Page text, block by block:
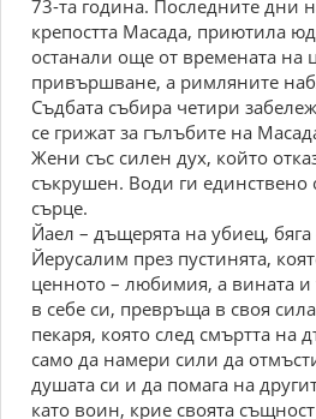
73-та година. Последните дни
крепостта Масада, приютила
останали още от времената на
привършване, а римляните
Съдбата събира четири
се грижат за гълъбите на
Жени със силен дух, който
съкрушен. Води ги единствено
сърце.
Йаел – дъщерята на убиец,
Йерусалим през пустинята,
ценното – любимия, а вината и
в себе си, превръща в своя
пекаря, която след смъртта на
само да намери сили да
душата си и да помага на
като воин, крие своята